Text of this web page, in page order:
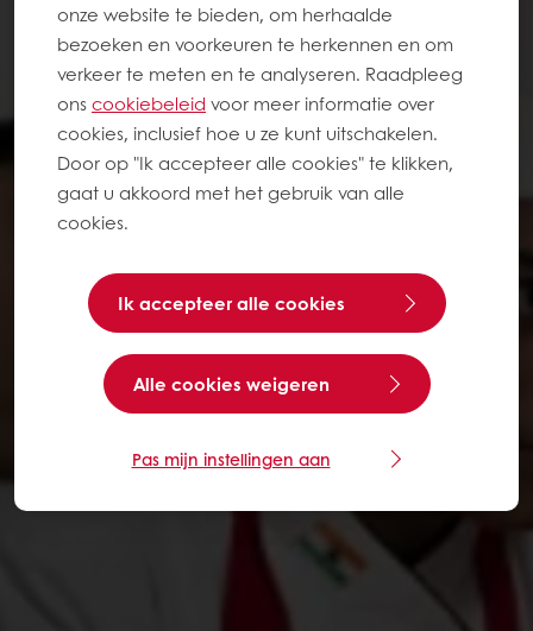
onze website te bieden, om herhaalde
bezoeken en voorkeuren te herkennen en om
verkeer te meten en te analyseren. Raadpleeg
onscookiebeleid voor meer informatie over
cookies, inclusief hoe u ze kunt uitschakelen.
Door op "Ik accepteer alle cookies" te klikken,
gaat u akkoord met het gebruik van alle
cookies.
Ik accepteer alle cookies
Alle cookies weigeren
Pas mijn instellingen aan